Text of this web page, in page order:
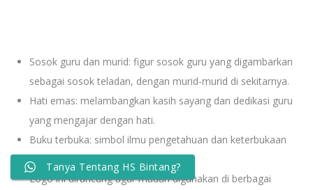
Sosok guru dan murid: figur sosok guru yang digambarkan
sebagai sosok teladan, dengan murid-murid di sekitarnya.
Hati emas: melambangkan kasih sayang dan dedikasi guru
yang mengajar dengan hati.
Buku terbuka: simbol ilmu pengetahuan dan keterbukaan
dalam proses pembelajaran.
Logo ini dirancang agar mudah digunakan di berbagai
Tanya Tentang HS Bintang?